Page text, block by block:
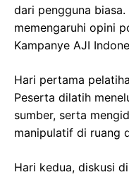
dari pengguna
memengaruhi opini
Kampanye AJI
Hari pertama
Peserta dilatih
sumber, serta
manipulatif di ruang
Hari kedua, diskusi